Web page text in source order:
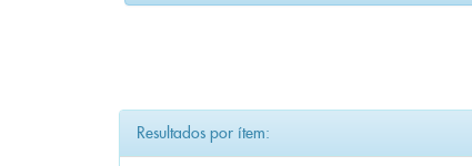
Resultados por ítem: